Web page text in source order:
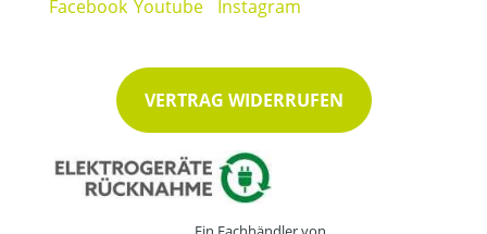
VERTRAG WIDERRUFEN